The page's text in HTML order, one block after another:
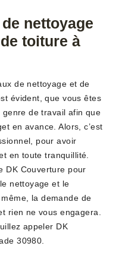
nettoyage
toiture à
de nettoyage et de
évident, que vous êtes
genre de travail afin que
en avance. Alors, c’est
pour avoir
en toute tranquillité.
DK Couverture pour
nettoyage et le
la demande de
rien ne vous engagera.
appeler DK
30980.